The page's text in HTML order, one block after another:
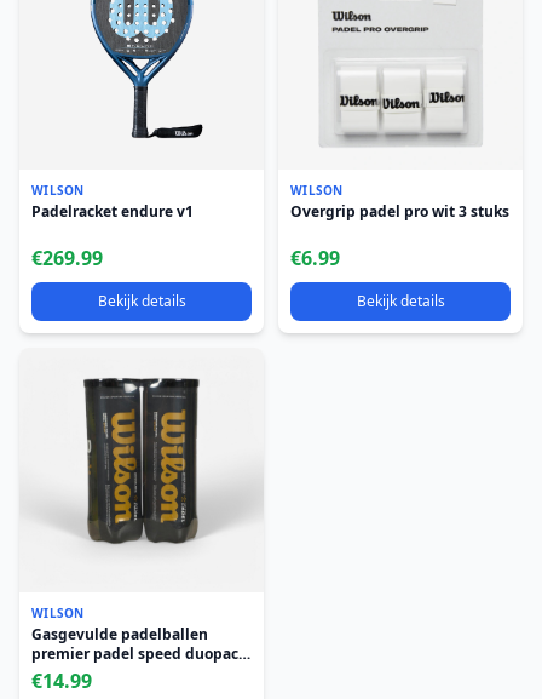
WILSON
Padelracket endure v1
€269.99
Bekijk details
WILSON
Overgrip padel pro wit 3 stuks
€6.99
Bekijk details
WILSON
Gasgevulde padelballen
premier padel speed duopack
van 2 kokers van 3 ballen
€14.99